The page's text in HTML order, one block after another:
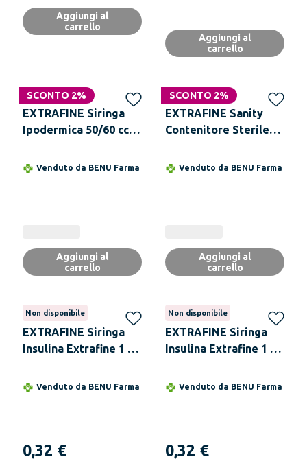
Aggiungi al
carrello
Aggiungi al
carrello
SCONTO 2%
EXTRAFINE Siringa
Ipodermica 50/60 cc
Venduto da BENU Farma
Aggiungi al
carrello
SCONTO 2%
EXTRAFINE Sanity
Contenitore Sterile
Venduto da BENU Farma
Aggiungi al
carrello
Non disponibile
EXTRAFINE Siringa
Insulina Extrafine 1 ml
Removibile 26 Gauge
Venduto da BENU Farma
0,32 €
Non disponibile
EXTRAFINE Siringa
Insulina Extrafine 1 ml
Removibile 27 Gauge
Venduto da BENU Farma
0,32 €